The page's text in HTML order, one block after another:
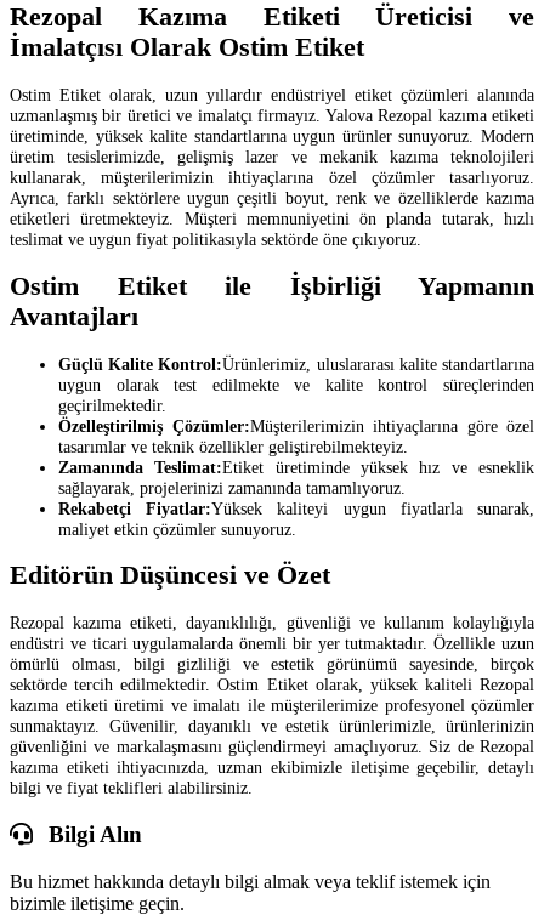
Rezopal Kazıma Etiketi Üreticisi ve
İmalatçısı Olarak Ostim Etiket
Ostim Etiket olarak, uzun yıllardır endüstriyel etiket çözümleri alanında
uzmanlaşmış bir üretici ve imalatçı firmayız. Yalova Rezopal kazıma etiketi
üretiminde, yüksek kalite standartlarına uygun ürünler sunuyoruz. Modern
üretim tesislerimizde, gelişmiş lazer ve mekanik kazıma teknolojileri
kullanarak, müşterilerimizin ihtiyaçlarına özel çözümler tasarlıyoruz.
Ayrıca, farklı sektörlere uygun çeşitli boyut, renk ve özelliklerde kazıma
etiketleri üretmekteyiz. Müşteri memnuniyetini ön planda tutarak, hızlı
teslimat ve uygun fiyat politikasıyla sektörde öne çıkıyoruz.
Ostim Etiket ile İşbirliği Yapmanın
Avantajları
Güçlü Kalite Kontrol:Ürünlerimiz, uluslararası kalite standartlarına
uygun olarak test edilmekte ve kalite kontrol süreçlerinden
geçirilmektedir.
Özelleştirilmiş Çözümler:Müşterilerimizin ihtiyaçlarına göre özel
tasarımlar ve teknik özellikler geliştirebilmekteyiz.
Zamanında Teslimat:Etiket üretiminde yüksek hız ve esneklik
sağlayarak, projelerinizi zamanında tamamlıyoruz.
Rekabetçi Fiyatlar:Yüksek kaliteyi uygun fiyatlarla sunarak,
maliyet etkin çözümler sunuyoruz.
Editörün Düşüncesi ve Özet
Rezopal kazıma etiketi, dayanıklılığı, güvenliği ve kullanım kolaylığıyla
endüstri ve ticari uygulamalarda önemli bir yer tutmaktadır. Özellikle uzun
ömürlü olması, bilgi gizliliği ve estetik görünümü sayesinde, birçok
sektörde tercih edilmektedir. Ostim Etiket olarak, yüksek kaliteli Rezopal
kazıma etiketi üretimi ve imalatı ile müşterilerimize profesyonel çözümler
sunmaktayız. Güvenilir, dayanıklı ve estetik ürünlerimizle, ürünlerinizin
güvenliğini ve markalaşmasını güçlendirmeyi amaçlıyoruz. Siz de Rezopal
kazıma etiketi ihtiyacınızda, uzman ekibimizle iletişime geçebilir, detaylı
bilgi ve fiyat teklifleri alabilirsiniz.
Bilgi Alın
Bu hizmet hakkında detaylı bilgi almak veya teklif istemek için
bizimle iletişime geçin.